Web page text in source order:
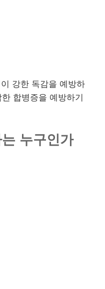
강한 독감을 예방하
합병증을 예방하기
누구인가